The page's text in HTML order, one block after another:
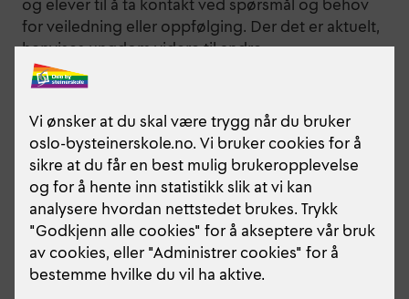
og elever til å ta kontakt ved spørsmål og behov
for veiledning eller oppfølging. Der det er aktuelt,
henvises ungdom videre til andre
samarbeidsinstanser.
på St. Hanshaugen. Vi er tilgjengelige for elever
som strever med ulike helseproblemer, og
oppfordrer foresatte og elever til å ta kontakt ved
spørsmål og behov for veiledning eller
oppfølging. Der det er aktuelt henvises ungdom
videre til andre samarbeidsinstanser. Vi
samarbeider blant annet med foresatte, skolen,
barne- og ungdomspsykiatrien (BUP),